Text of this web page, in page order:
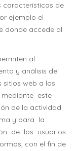
características de
ejemplo el
donde accede al
al
y análisis del
sitios web a los
este
de la actividad
y para la
de los usuarios
con el fin de